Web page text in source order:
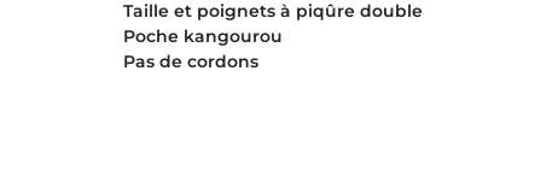
Taille et poignets à piqûre double
Poche kangourou
Pas de cordons